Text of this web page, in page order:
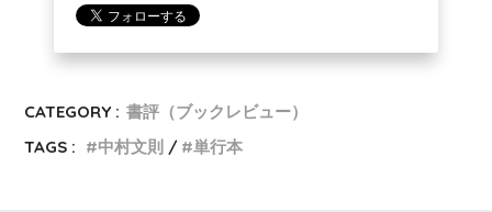
CATEGORY : 書評（ブックレビュー）
TAGS :
中村文則 単行本